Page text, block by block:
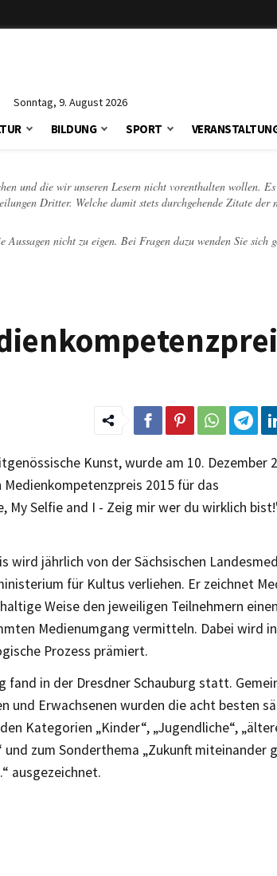
Sonntag, 9. August 2026
BILDUNG SPORT
und die wir unseren Lesern nicht vorenthalten wollen.
Dritter. Welche damit stets durchgehende Zitate der
nicht zu eigen. Bei Fragen dazu wenden Sie sich
Kunst, wurde am 10. Dezember
2015 für das
My Selfie and I - Zeig mir wer du wirklich
wird jährlich von der Sächsischen
für Kultus verliehen. Er zeichnet
Weise den jeweiligen Teilnehmern
Medienumgang vermitteln. Dabei wird
Prozess prämiert.
fand in der Dresdner Schauburg statt.
und Erwachsenen wurden die acht besten
Kategorien „Kinder“, „Jugendliche“,
und zum Sonderthema „Zukunft miteinander
ausgezeichnet.